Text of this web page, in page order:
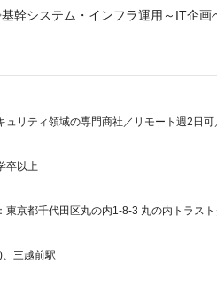
幹システム・インフラ運用～IT企画
ュリティ領域の専門商社／リモート週2日
卒以上
東京都千代田区丸の内1-8-3 丸の内トラス
三越前駅